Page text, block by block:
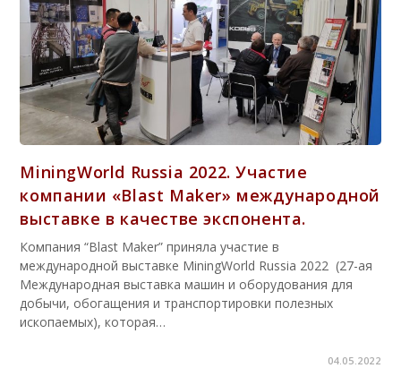
MiningWorld Russia 2022. Участие
компании «Blast Maker» международной
выставке в качестве экспонента.
Компания “Blast Maker” приняла участие в
международной выставке MiningWorld Russia 2022 (27-ая
Международная выставка машин и оборудования для
добычи, обогащения и транспортировки полезных
ископаемых), которая…
04.05.2022